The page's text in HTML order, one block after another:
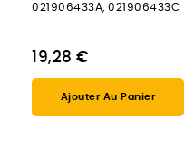
021906433A, 021906433C
19,28 €
Ajouter Au Panier